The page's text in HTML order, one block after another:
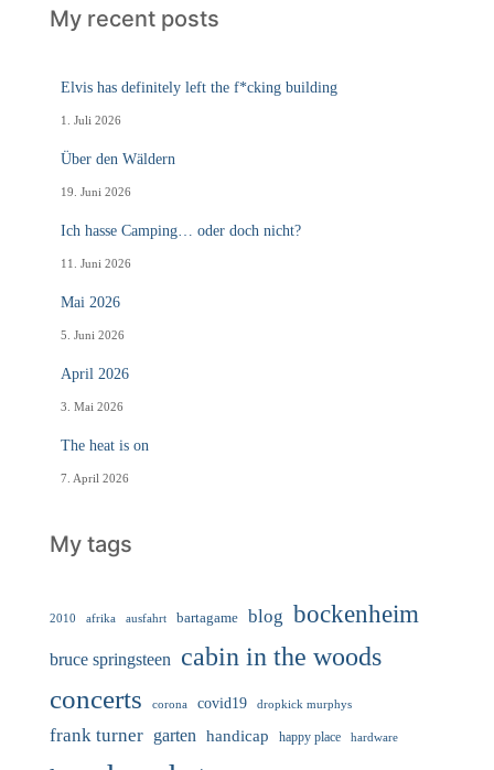
My recent posts
Elvis has definitely left the f*cking building
1. Juli 2026
Über den Wäldern
19. Juni 2026
Ich hasse Camping… oder doch nicht?
11. Juni 2026
Mai 2026
5. Juni 2026
April 2026
3. Mai 2026
The heat is on
7. April 2026
My tags
2010 afrika ausfahrt bartagame blog bockenheim
bruce springsteen
cabin in the woods
concerts
corona covid19 dropkick murphys
frank turner garten handicap happy place hardware